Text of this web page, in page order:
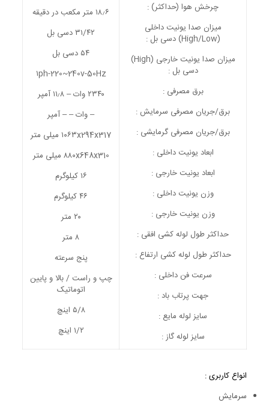
چرخش هوا (حداکثر) :
میزان صدا یونیت داخلی
(High/Low) دسی بل :
میزان صدا یونیت خارجی (High)
دسی بل :
برق مصرفی :
برق/جریان مصرفی سرمایش :
برق/جریان مصرفی گرمایشی :
ابعاد یونیت داخلی :
ابعاد یونیت خارجی :
وزن یونیت داخلی :
وزن یونیت خارجی :
حداکثر طول لوله کشی افقی :
حداکثر طول لوله کشی ارتفاع :
سرعت فن داخلی :
جهت پرتاب باد :
سایز لوله مایع :
سایز لوله گاز :
۱۸٫۶ متر مکعب در دقیقه
۳۱/۴۲ دسی بل
۵۴ دسی بل
۱ph-220~240v-50Hz
۲۳۴۰ وات – ۱۱٫۸ آمپر
– وات – – آمپر
۱۰۶۳x294x317 میلی متر
۸۸۰x648x310 میلی متر
۱۶ کیلوگرم
۴۶ کیلوگرم
۲۰ متر
۸ متر
پنج سرعته
چپ و راست / بالا و پایین
اتوماتیک
۵/۸ اینچ
۱/۲ اینچ
انواع کاربری :
سرمایش